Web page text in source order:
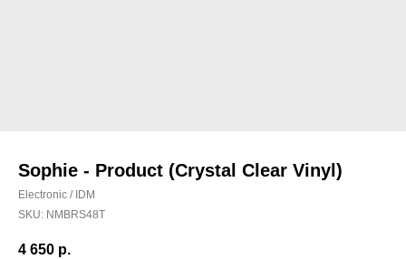
Sophie - Product (Crystal Clear Vinyl)
Electronic / IDM
SKU: NMBRS48T
4 650 р.